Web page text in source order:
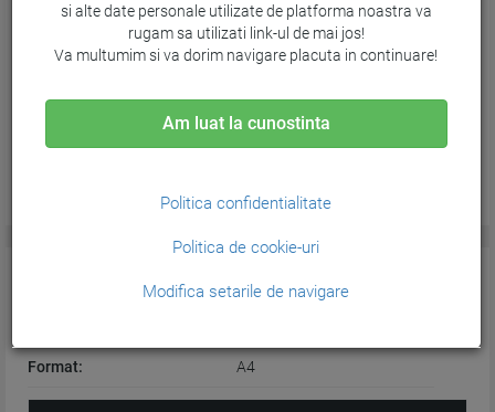
CARACTERISTICI GENERALE:
Format: A4
si alte date personale utilizate de platforma noastra va
rugam sa utilizati link-ul de mai jos!
Va multumim si va dorim navigare placuta in continuare!
Am luat la cunostinta
Politica confidentialitate
Politica de cookie-uri
Modifica setarile de navigare